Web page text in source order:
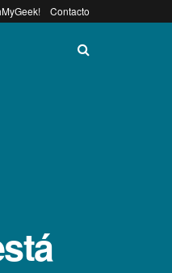
Contacto